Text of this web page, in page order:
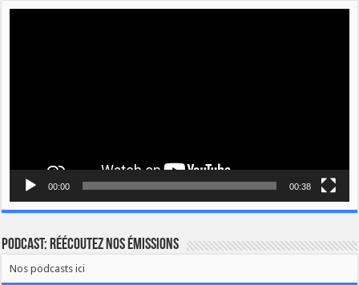
00:00 00:38
Podcast: Réécoutez nos émissions
Nos podcasts ici